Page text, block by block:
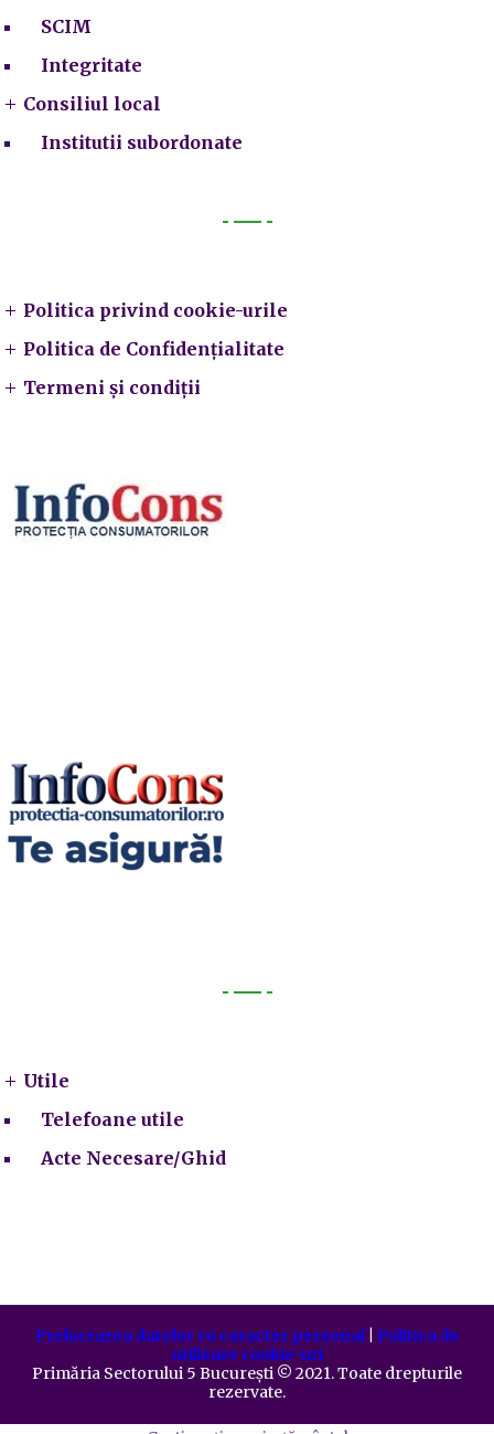
SCIM
Integritate
Consiliul local
Institutii subordonate
Politica privind cookie-urile
Politica de Confidențialitate
Termeni și condiții
Utile
Telefoane utile
Acte Necesare/Ghid
Prelucrarea datelor cu caracter personal| Politica de
utilizare cookie-uri
Primăria Sectorului 5 București ©️ 2021. Toate drepturile
rezervate.